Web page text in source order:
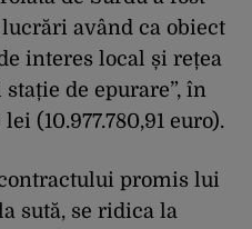
având ca obiect
interes local și rețea
de epurare”, în
(10.977.780,91 euro).
promis lui
sută, se ridica la